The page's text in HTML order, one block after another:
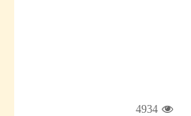
4934